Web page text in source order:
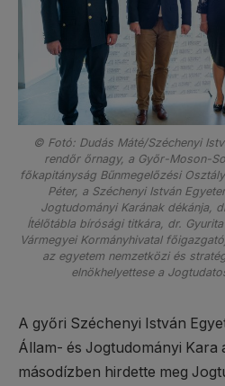
© Fotó: Dudás Máté/Széchenyi
rendőr őrnagy, a Győr-Moson-
főkapitányság Bűnmegelőzési
Péter, a Széchenyi István
Jogtudományi Karának dékánja,
Ítélőtábla bírósági titkára, dr.
Vármegyei Kormányhivatal
az egyetem nemzetközi és
elnökhelyettese a
A győri Széchenyi István
Állam- és Jogtudományi Kara
másodízben hirdette meg